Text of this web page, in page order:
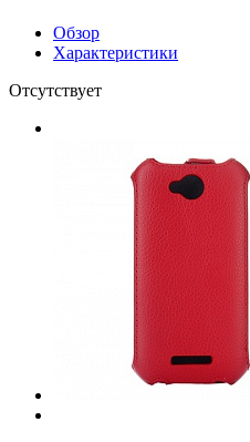
Обзор
Характеристики
Отсутствует